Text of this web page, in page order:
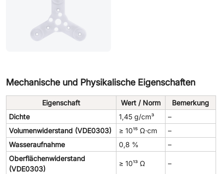
Mechanische und Physikalische Eigenschaften
Eigenschaft Wert / Norm
Bemerkung
Dichte
1,45 g/cm³
–
Volumenwiderstand (VDE0303)
≥ 10¹⁵ Ω·cm
–
Wasseraufnahme
0,8 %
–
Oberflächenwiderstand
(VDE0303)
≥ 10¹³ Ω –